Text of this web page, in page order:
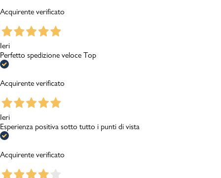
Acquirente verificato
Ieri
Perfetto spedizione veloce Top
Acquirente verificato
Ieri
Esperienza positiva sotto tutto i punti di vista
Acquirente verificato